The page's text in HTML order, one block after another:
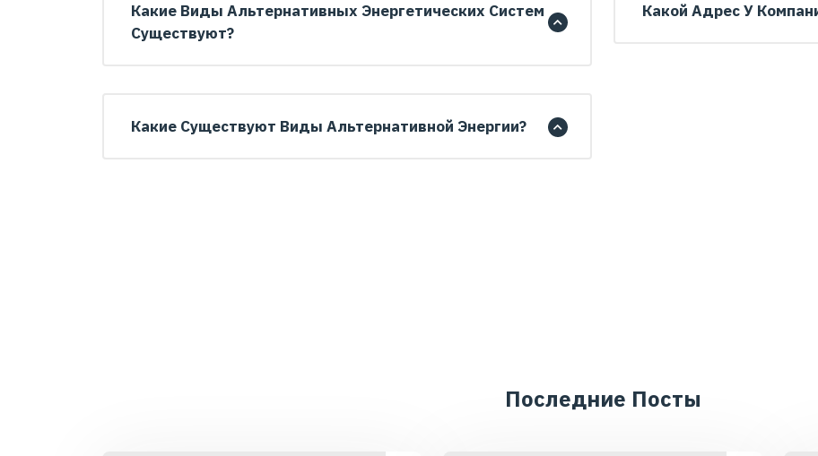
Какие Виды Альтернативных Энергетических Систем
Существуют?
Какой Адрес У
Какие Существуют Виды Альтернативной Энергии?
Последние Посты